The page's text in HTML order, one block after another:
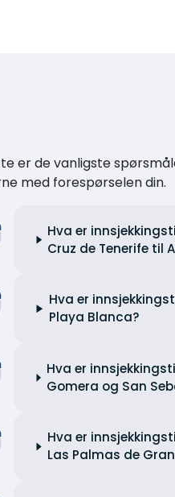
er de vanligste
med forespørselen din.
Hva er
Cruz de Tenerife til
Hva er
Playa Blanca?
Hva er
Gomera og San
Hva er
Las Palmas de